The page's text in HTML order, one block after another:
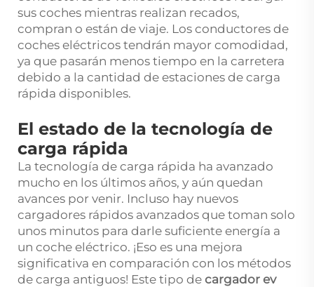
sus coches mientras realizan recados,
compran o están de viaje. Los conductores de
coches eléctricos tendrán mayor comodidad,
ya que pasarán menos tiempo en la carretera
debido a la cantidad de estaciones de carga
rápida disponibles.
El estado de la tecnología de
carga rápida
La tecnología de carga rápida ha avanzado
mucho en los últimos años, y aún quedan
avances por venir. Incluso hay nuevos
cargadores rápidos avanzados que toman solo
unos minutos para darle suficiente energía a
un coche eléctrico. ¡Eso es una mejora
significativa en comparación con los métodos
de carga antiguos! Este tipo de cargador ev